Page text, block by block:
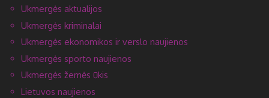
Ukmergės aktualijos
Ukmergės kriminalai
Ukmergės ekonomikos ir verslo naujienos
Ukmergės sporto naujienos
Ukmergės žemės ūkis
Lietuvos naujienos